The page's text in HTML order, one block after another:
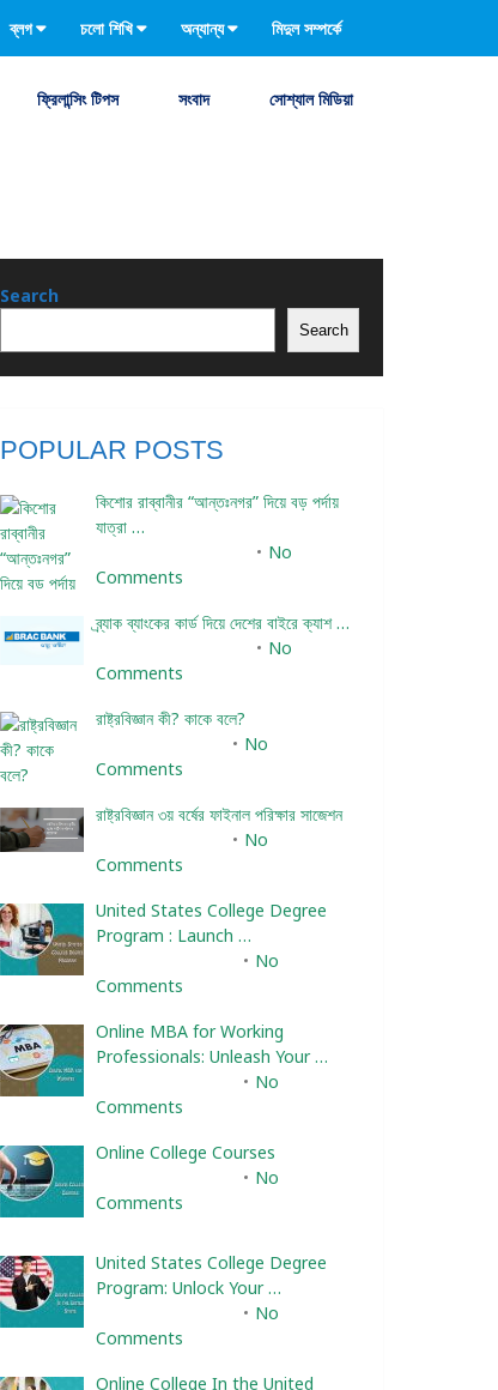
ব্লগ চলো শিখি অন্যান্য মিদুল সম্পর্কে
ফ্রিলান্সিং টিপস সংবাদ সোশ্যাল মিডিয়া
Search
Search
POPULAR POSTS
কিশোর রাব্বানীর “আন্তঃনগর” দিয়ে বড় পর্দায়
যাত্রা …
No
Comments
ব্র্যাক ব্যাংকের কার্ড দিয়ে দেশের বাইরে ক্যাশ …
No
Comments
রাষ্ট্রবিজ্ঞান কী? কাকে বলে?
No
Comments
রাষ্ট্রবিজ্ঞান ৩য় বর্ষের ফাইনাল পরিক্ষার সাজেশন
No
Comments
United States College Degree
Program : Launch …
No
Comments
Online MBA for Working
Professionals: Unleash Your …
No
Comments
Online College Courses
No
Comments
United States College Degree
Program: Unlock Your …
No
Comments
Online College In the United